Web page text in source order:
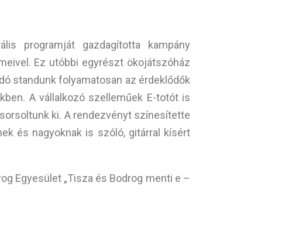
programját gazdagította kampány
Ez utóbbi egyrészt ökojátszóház
standunk folyamatosan az érdeklődők
A vállalkozó szelleműek E-totót is
ki. A rendezvényt színesítette
és nagyoknak is szóló, gitárral kísért
Egyesület „Tisza és Bodrog menti e –